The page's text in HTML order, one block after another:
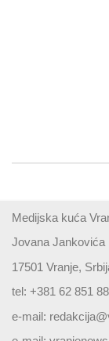
Medijska kuća
Jovana Jankovića
17501 Vranje,
tel: +381 62 851
e-mail: